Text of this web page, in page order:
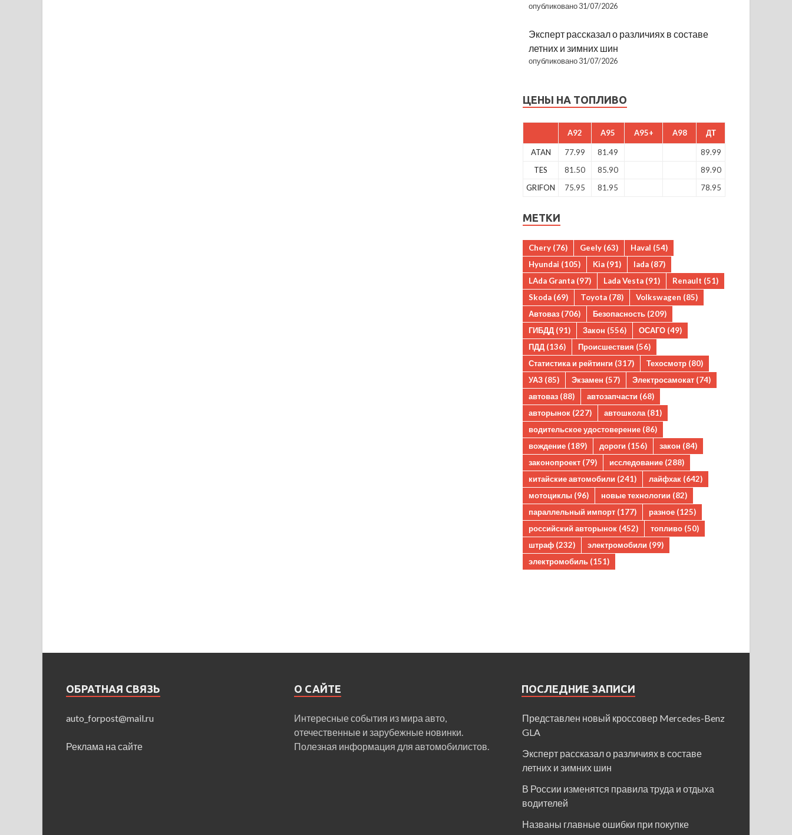
опубликовано 31/07/2026
Эксперт рассказал о различиях в составе
летних и зимних шин
опубликовано 31/07/2026
ЦЕНЫ НА ТОПЛИВО
A92 A95 A95+ A98 ДТ
ATAN 77.99 81.49
89.99
TES
81.50 85.90
89.90
GRIFON
75.95 81.95 78.95
МЕТКИ
Chery (76) Geely (63) Haval (54)
Hyundai (105) Kia (91) lada (87)
LAda Granta (97) Lada Vesta (91) Renault (51)
Skoda (69) Toyota (78) Volkswagen (85)
Автоваз (706) Безопасность (209)
ГИБДД (91) Закон (556) ОСАГО (49)
ПДД (136) Происшествия (56)
Статистика и рейтинги (317) Техосмотр (80)
УАЗ (85) Экзамен (57) Электросамокат (74)
автоваз (88) автозапчасти (68)
авторынок (227) автошкола (81)
водительское удостоверение (86)
вождение (189) дороги (156) закон (84)
законопроект (79) исследование (288)
китайские автомобили (241) лайфхак (642)
мотоциклы (96) новые технологии (82)
параллельный импорт (177) разное (125)
российский авторынок (452) топливо (50)
штраф (232) электромобили (99)
электромобиль (151)
ОБРАТНАЯ СВЯЗЬ
auto_forpost@mail.ru
Реклама на сайте
О САЙТЕ
Интересные события из мира авто,
отечественные и зарубежные новинки.
Полезная информация для автомобилистов.
ПОСЛЕДНИЕ ЗАПИСИ
Представлен новый кроссовер Mercedes-Benz
GLA
Эксперт рассказал о различиях в составе
летних и зимних шин
В России изменятся правила труда и отдыха
водителей
Названы главные ошибки при покупке